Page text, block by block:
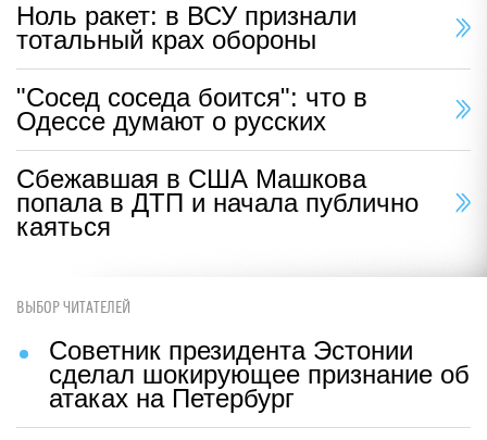
Ноль ракет: в ВСУ признали
тотальный крах обороны
"Сосед соседа боится": что в
Одессе думают о русских
Сбежавшая в США Машкова
попала в ДТП и начала публично
каяться
ВЫБОР ЧИТАТЕЛЕЙ
Советник президента Эстонии
сделал шокирующее признание об
атаках на Петербург